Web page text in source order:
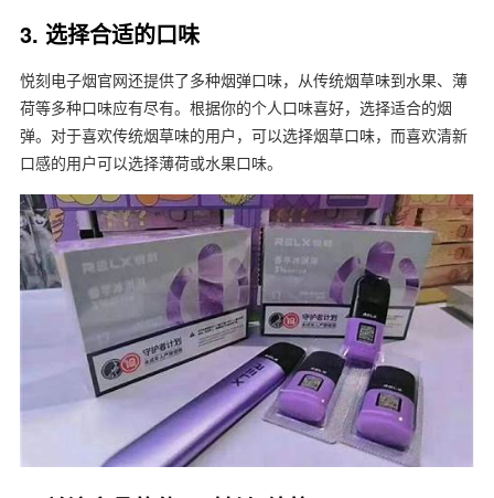
3. 选择合适的口味
悦刻电子烟官网还提供了多种烟弹口味，从传统烟草味到水果、薄
荷等多种口味应有尽有。根据你的个人口味喜好，选择适合的烟
弹。对于喜欢传统烟草味的用户，可以选择烟草口味，而喜欢清新
口感的用户可以选择薄荷或水果口味。